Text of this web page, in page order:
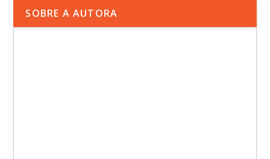
SOBRE A AUTORA